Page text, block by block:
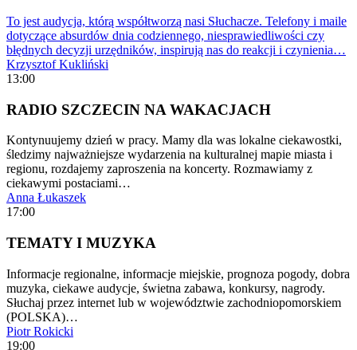
To jest audycja, którą współtworzą nasi Słuchacze. Telefony i maile
dotyczące absurdów dnia codziennego, niesprawiedliwości czy
błędnych decyzji urzędników, inspirują nas do reakcji i czynienia…
Krzysztof Kukliński
13:00
RADIO SZCZECIN NA WAKACJACH
Kontynuujemy dzień w pracy. Mamy dla was lokalne ciekawostki,
śledzimy najważniejsze wydarzenia na kulturalnej mapie miasta i
regionu, rozdajemy zaproszenia na koncerty. Rozmawiamy z
ciekawymi postaciami…
Anna Łukaszek
17:00
TEMATY I MUZYKA
Informacje regionalne, informacje miejskie, prognoza pogody, dobra
muzyka, ciekawe audycje, świetna zabawa, konkursy, nagrody.
Słuchaj przez internet lub w województwie zachodniopomorskiem
(POLSKA)…
Piotr Rokicki
19:00